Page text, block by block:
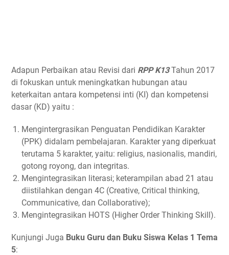
Adapun Perbaikan atau Revisi dari RPP K13Tahun 2017
di fokuskan untuk meningkatkan hubungan atau
keterkaitan antara kompetensi inti (KI) dan kompetensi
dasar (KD) yaitu :
Mengintergrasikan Penguatan Pendidikan Karakter
(PPK) didalam pembelajaran. Karakter yang diperkuat
terutama 5 karakter, yaitu: religius, nasionalis, mandiri,
gotong royong, dan integritas.
Mengintegrasikan literasi; keterampilan abad 21 atau
diistilahkan dengan 4C (Creative, Critical thinking,
Communicative, dan Collaborative);
Mengintegrasikan HOTS (Higher Order Thinking Skill).
Kunjungi Juga Buku Guru dan Buku Siswa Kelas 1 Tema
5: